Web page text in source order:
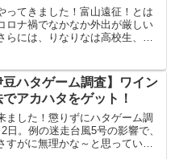
ってきました！富山遠征！とは
ロナ禍でなかなか外出が厳しい
らには、りなりなは高校生、ゆ
すが、家族それぞれある予定の
って、なんとか行...
豆ハタゲーム調査】ワイン
でアカハタをゲット！
ました！懲りずにハタゲーム調
日。例の迷走台風5号の影響で、
すがに無理かな～と思っていた